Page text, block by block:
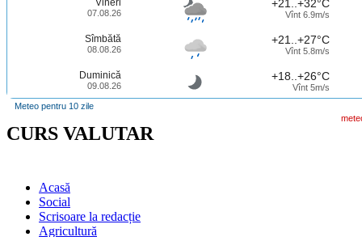
Vineri
07.08.26
+21..+32°C
Vînt 6.9m/s
Sîmbătă
08.08.26
+21..+27°C
Vînt 5.8m/s
Duminică
09.08.26
+18..+26°C
Vînt 5m/s
Meteo pentru 10 zile
CURS VALUTAR
Acasă
Social
Scrisoare la redacție
Agricultură